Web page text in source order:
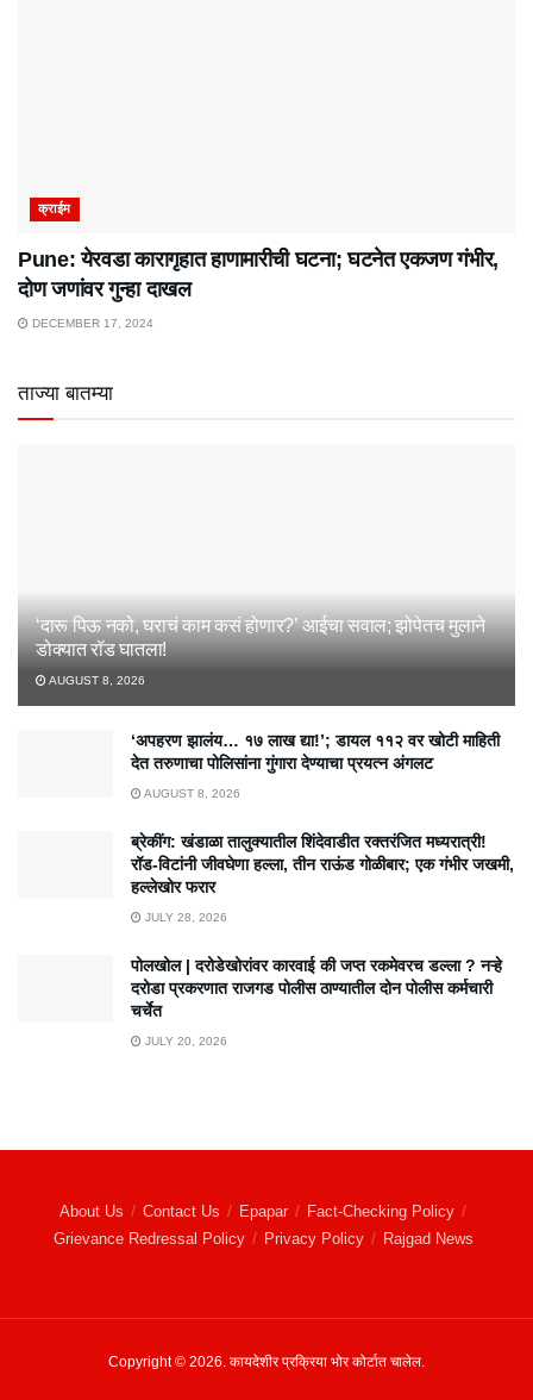
क्राईम
Pune: येरवडा कारागृहात हाणामारीची घटना; घटनेत एकजण गंभीर,
दोण जणांवर गुन्हा दाखल
DECEMBER 17, 2024
ताज्या बातम्या
‘दारू पिऊ नको, घराचं काम कसं होणार?’ आईचा सवाल; झोपेतच मुलाने
डोक्यात रॉड घातला!
AUGUST 8, 2026
‘अपहरण झालंय… १७ लाख द्या!’; डायल ११२ वर खोटी माहिती
देत तरुणाचा पोलिसांना गुंगारा देण्याचा प्रयत्न अंगलट
AUGUST 8, 2026
ब्रेकींग: खंडाळा तालुक्यातील शिंदेवाडीत रक्तरंजित मध्यरात्री!
रॉड-विटांनी जीवघेणा हल्ला, तीन राऊंड गोळीबार; एक गंभीर जखमी,
हल्लेखोर फरार
JULY 28, 2026
पोलखोल | दरोडेखोरांवर कारवाई की जप्त रकमेवरच डल्ला ? नऱ्हे
दरोडा प्रकरणात राजगड पोलीस ठाण्यातील दोन पोलीस कर्मचारी
चर्चेत
JULY 20, 2026
About Us Contact Us Epapar
Fact-Checking Policy
Grievance Redressal Policy
Privacy Policy Rajgad News
Copyright © 2026. कायदेशीर प्रक्रिया भोर कोर्टात चालेल.